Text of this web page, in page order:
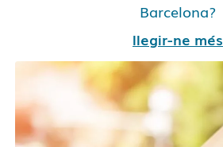
Barcelona?
llegir-ne més